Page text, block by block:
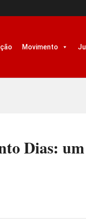
Movimento
Dias: